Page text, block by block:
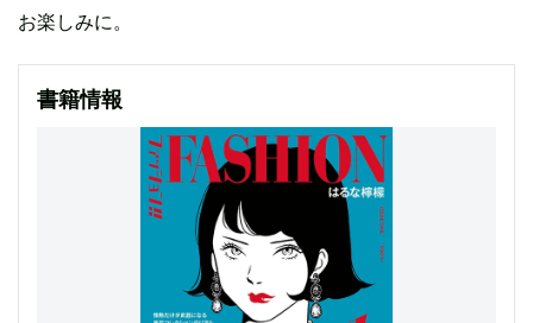
お楽しみに。
書籍情報